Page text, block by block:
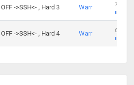
->SSH<- , Hard 3 Warr 76
->SSH<- , Hard 4 Warr 63